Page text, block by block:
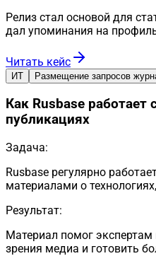
Релиз стал основой для
дал упоминания на
Читать кейс
ИТ Размещение запросов
Как Rusbase работает
публикациях
Задача:
Rusbase регулярно
материалами о
Результат:
Материал помог экспертам
зрения медиа и готовить